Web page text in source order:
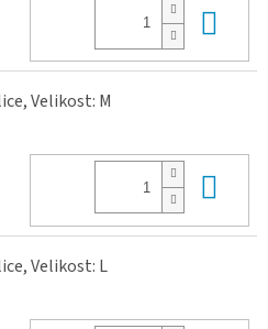
Velikost: M
Velikost: L